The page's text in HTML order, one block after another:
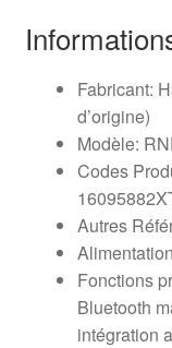
Fabricant:
d’origine)
Modèle:
Codes
Autres
Fonctions
Bluetooth
intégration